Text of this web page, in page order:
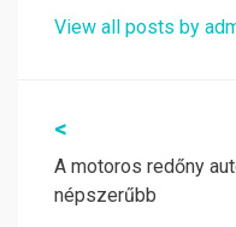
View all posts by
Bejegyzés
navigáció
<
A motoros redőny
népszerűbb